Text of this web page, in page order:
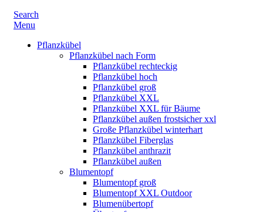
Search
Menu
Pflanzkübel
Pflanzkübel nach Form
Pflanzkübel rechteckig
Pflanzkübel hoch
Pflanzkübel groß
Pflanzkübel XXL
Pflanzkübel XXL für Bäume
Pflanzkübel außen frostsicher xxl
Große Pflanzkübel winterhart
Pflanzkübel Fiberglas
Pflanzkübel anthrazit
Pflanzkübel außen
Blumentopf
Blumentopf groß
Blumentopf XXL Outdoor
Blumenübertopf